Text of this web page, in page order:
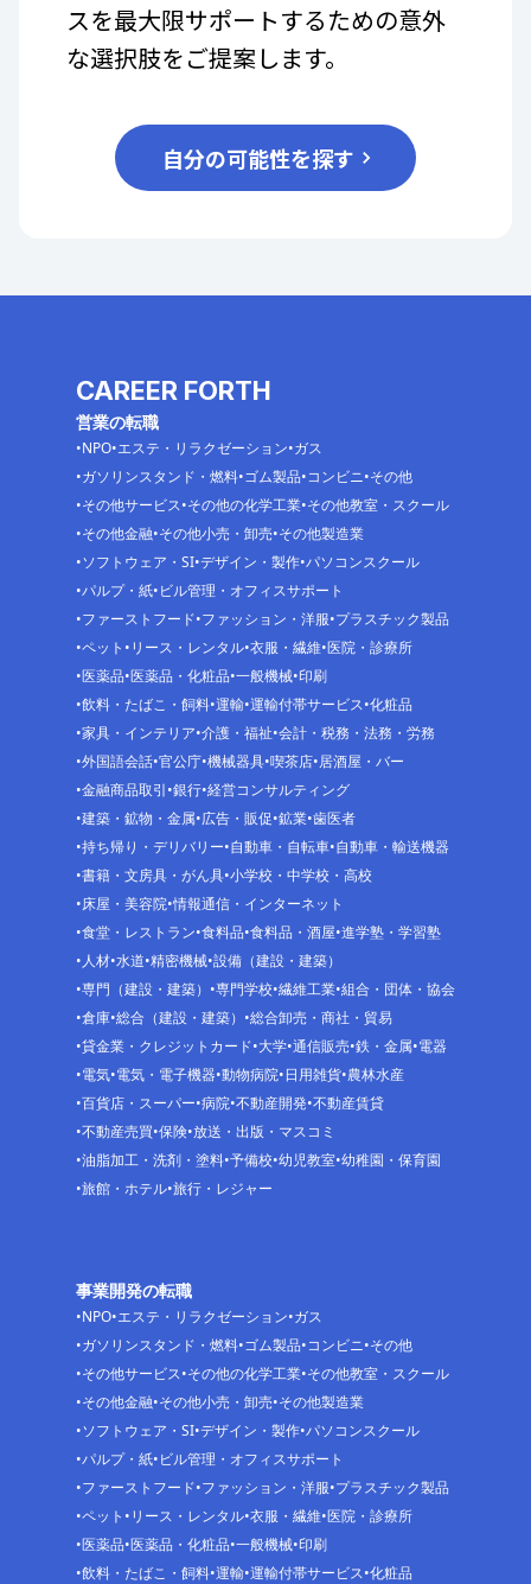
スを最大限サポートするための意外
な選択肢をご提案します。
自分の可能性を探す
CAREER FORTH
営業の転職
NPO エステ・リラクゼーション ガス
ガソリンスタンド・燃料 ゴム製品 コンビニ その他
その他サービス その他の化学工業 その他教室・スクール
その他金融 その他小売・卸売 その他製造業
ソフトウェア・SI デザイン・製作 パソコンスクール
パルプ・紙 ビル管理・オフィスサポート
ファーストフード ファッション・洋服 プラスチック製品
ペット リース・レンタル 衣服・繊維 医院・診療所
医薬品 医薬品・化粧品 一般機械 印刷
飲料・たばこ・飼料 運輸 運輸付帯サービス 化粧品
家具・インテリア 介護・福祉 会計・税務・法務・労務
外国語会話 官公庁 機械器具 喫茶店 居酒屋・バー
金融商品取引 銀行 経営コンサルティング
建築・鉱物・金属 広告・販促 鉱業 歯医者
持ち帰り・デリバリー 自動車・自転車 自動車・輸送機器
書籍・文房具・がん具 小学校・中学校・高校
床屋・美容院 情報通信・インターネット
食堂・レストラン 食料品 食料品・酒屋 進学塾・学習塾
人材 水道 精密機械 設備（建設・建築）
専門（建設・建築）
専門学校 繊維工業 組合・団体・協会
倉庫 総合（建設・建築）
総合卸売・商社・貿易
貸金業・クレジットカード 大学 通信販売 鉄・金属 電器
電気 電気・電子機器 動物病院 日用雑貨 農林水産
百貨店・スーパー 病院 不動産開発 不動産賃貸
不動産売買 保険 放送・出版・マスコミ
油脂加工・洗剤・塗料 予備校 幼児教室 幼稚園・保育園
旅館・ホテル 旅行・レジャー
事業開発の転職
NPO エステ・リラクゼーション ガス
ガソリンスタンド・燃料 ゴム製品 コンビニ その他
その他サービス その他の化学工業 その他教室・スクール
その他金融 その他小売・卸売 その他製造業
ソフトウェア・SI デザイン・製作 パソコンスクール
パルプ・紙 ビル管理・オフィスサポート
ファーストフード ファッション・洋服 プラスチック製品
ペット リース・レンタル 衣服・繊維 医院・診療所
医薬品 医薬品・化粧品 一般機械 印刷
飲料・たばこ・飼料 運輸 運輸付帯サービス 化粧品